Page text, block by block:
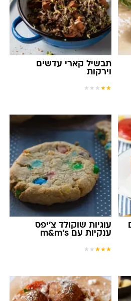
תבשיל קארי עדשים
וירקות
★
★
★
★
★
עוגיות שוקולד צ'יפס
ענקיות עם m&m's
★
★
★
★
★